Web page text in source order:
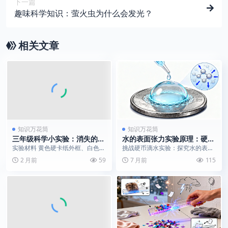
趣味科学知识：萤火虫为什么会发光？
相关文章
知识万花筒
三年级科学小实验：消失的方
块几何错觉
实验材料 黄色硬卡纸外框、白色正
方形卡纸、直尺、铅笔、剪刀 实验
步骤 制作方形外...
2 月前 59
知识万花筒
水的表面张力实验原理：硬币
上能站多少滴水？
挑战硬币滴水实验：探究水的表面
张力如何形成“水膜”，承载远超想
象的水滴数量。
7 月前 115